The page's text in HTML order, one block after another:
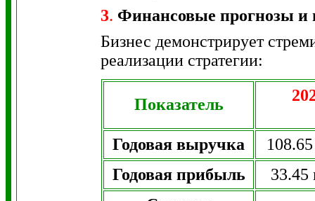
3. Финансовые прогнозы и
Бизнес демонстрирует
реализации стратегии:
Показатель
Годовая выручка
Годовая прибыль
33.45